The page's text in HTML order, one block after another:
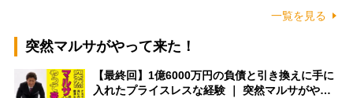
一覧を見る
突然マルサがやって来た！
【最終回】1億6000万円の負債と引き換えに手に
入れたプライスレスな経験 ｜ 突然マルサがや…